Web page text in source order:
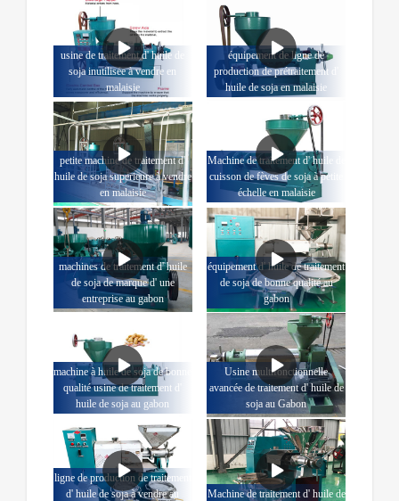
usine de traitement d' huile de
soja inutilisée à vendre en
malaisie
équipement de ligne de
production de prétraitement d'
huile de soja en malaisie
petite machine de traitement d'
huile de soja supérieure à vendre
en malaisie
Machine de traitement d' huile de
cuisson de fèves de soja à petite
échelle en malaisie
machines de traitement d' huile
de soja de marque d' une
entreprise au gabon
équipement d' huile de traitement
de soja de bonne qualité au
gabon
machine à huile de soja de bonne
qualité usine de traitement d'
huile de soja au gabon
Usine multifonctionnelle
avancée de traitement d' huile de
soja au Gabon
ligne de production de traitement
d' huile de soja à vendre au
Machine de traitement d' huile de